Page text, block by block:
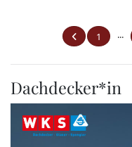
1 ...
Dachdecker*in